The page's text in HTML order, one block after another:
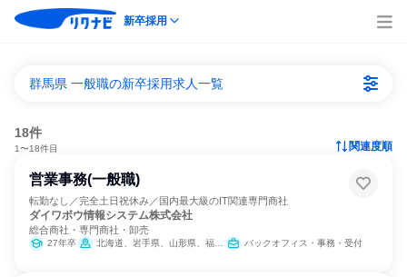
新卒採用
群馬県 一般職の新卒採用求人一覧
18件
1〜18件目 関連度順
営業事務(一般職)
転勤なし／完全土日祝休み／国内最大級のIT関連専門商社
ダイワボウ情報システム株式会社
総合商社・専門商社・卸売
27年卒 北海道、岩手県、山形県、福島県、群馬県、千葉県、東京都、福井県、岐阜県、静岡県、愛知県、広島県、山口県、高知県、熊本県、宮崎県、鹿児島県、沖縄県 バックオフィス・事務・受付